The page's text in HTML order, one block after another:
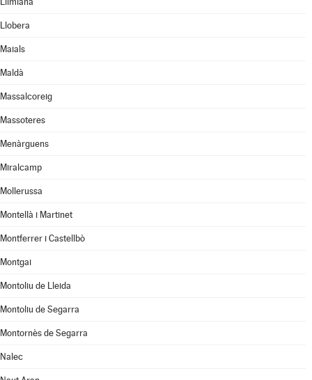
Llobera
Maials
Maldà
Massalcoreig
Massoteres
Menàrguens
Miralcamp
Mollerussa
Montellà i Martinet
Montferrer i Castellbò
Montgai
Montoliu de Lleida
Montoliu de Segarra
Montornès de Segarra
Nalec